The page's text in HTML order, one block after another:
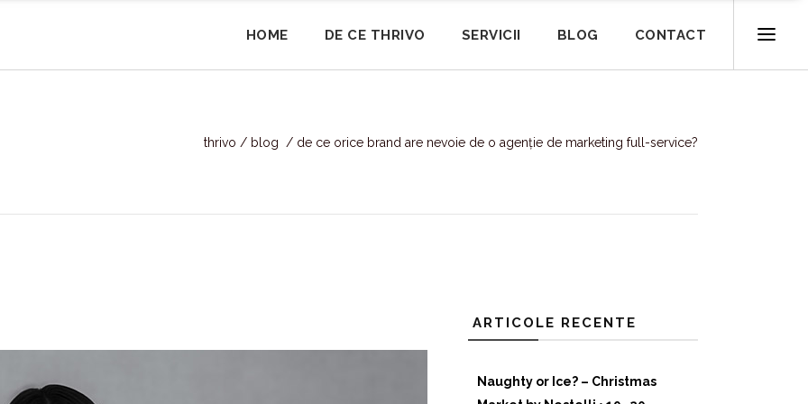
HOME DE CE THRIVO SERVICII BLOG CONTACT
thrivo / blog / de ce orice brand are nevoie de o agenție de marketing full-service?
ARTICOLE RECENTE
Naughty or Ice? – Christmas